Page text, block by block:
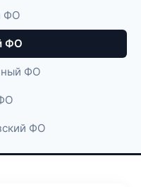
ФО
ФО
ФО
ФО